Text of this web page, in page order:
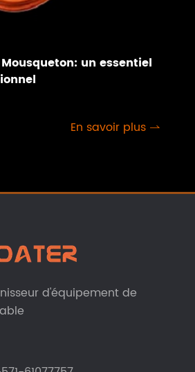
un essentiel
En savoir plus 
d'équipement de